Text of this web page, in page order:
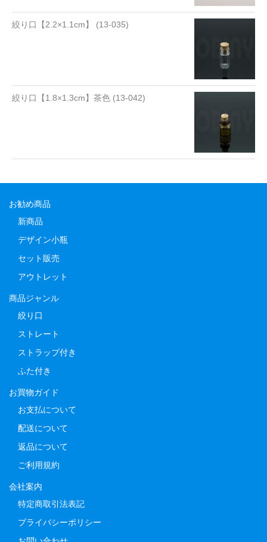
絞り口【2.2×1.1cm】 (13-035)
絞り口【1.8×1.3cm】茶色 (13-042)
お勧め商品
新商品
デザイン小瓶
セット販売
アウトレット
商品ジャンル
絞り口
ストレート
ストラップ付き
ふた付き
お買物ガイド
お支払について
配送について
返品について
ご利用規約
会社案内
特定商取引法表記
プライバシーポリシー